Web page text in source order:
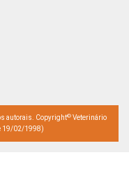
autorais. Copyright© Veterinário
19/02/1998)